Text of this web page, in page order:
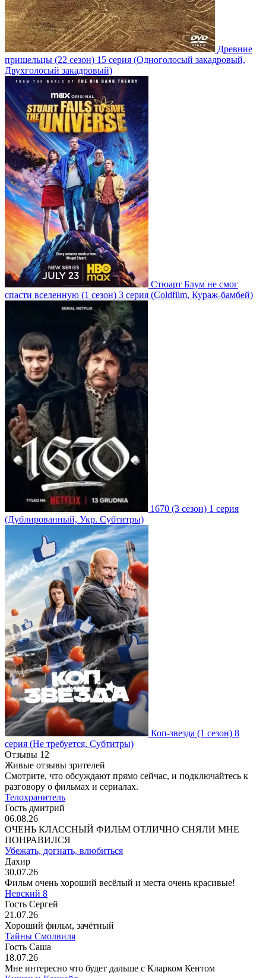
Древние
пришельцы (22 сезон) 15 серия (Одноголосый закадровый,
Двухголосый закадровый)
Стюарт Блум не смог
спасти вселенную (1 сезон) 3 серия (Coldfilm, Кураж-бамбей)
1670 (3 сезон) 1 серия
(Дублированный, Укр. Субтитры)
Коп-звезда (1 сезон) 8
серия (Не требуется, Субтитры)
Отзывы 12
Живые отзывы зрителей
Смотрите, что обсуждают прямо сейчас, и подключайтесь к
разговору о фильмах и сериалах.
Телохранитель
Гость дмитрий
06.08.26
ОЧЕНЬ КЛАССНЫЙ ФИЛЬМ ОТЛИЧНО СНЯЛИ МНЕ
ПОНРАВИЛСЯ
Убежать, догнать, влюбиться
Дахир
30.07.26
Фильм очень хороший весёлый и места очень красивые!
Невский 8
Гость Сергей
21.07.26
Хороший фильм, зачётный
Тайны Смолвиля
Гость Саша
18.07.26
Мне интересно что будет дальше с Кларком Кентом